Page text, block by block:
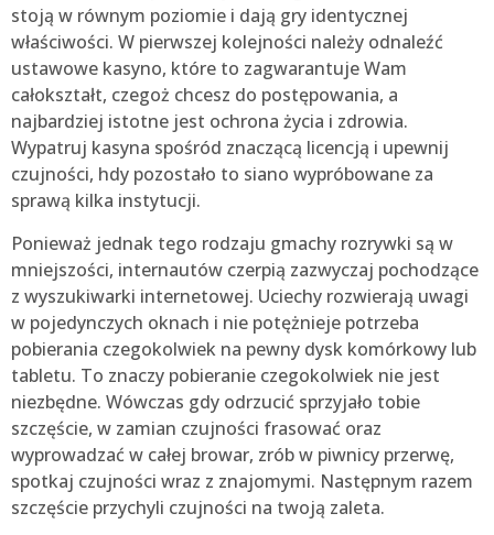
stoją w równym poziomie i dają gry identycznej
właściwości. W pierwszej kolejności należy odnaleźć
ustawowe kasyno, które to zagwarantuje Wam
całokształt, czegoż chcesz do postępowania, a
najbardziej istotne jest ochrona życia i zdrowia.
Wypatruj kasyna spośród znaczącą licencją i upewnij
czujności, hdy pozostało to siano wypróbowane za
sprawą kilka instytucji.
Ponieważ jednak tego rodzaju gmachy rozrywki są w
mniejszości, internautów czerpią zazwyczaj pochodzące
z wyszukiwarki internetowej. Uciechy rozwierają uwagi
w pojedynczych oknach i nie potężnieje potrzeba
pobierania czegokolwiek na pewny dysk komórkowy lub
tabletu. To znaczy pobieranie czegokolwiek nie jest
niezbędne. Wówczas gdy odrzucić sprzyjało tobie
szczęście, w zamian czujności frasować oraz
wyprowadzać w całej browar, zrób w piwnicy przerwę,
spotkaj czujności wraz z znajomymi. Następnym razem
szczęście przychyli czujności na twoją zaleta.